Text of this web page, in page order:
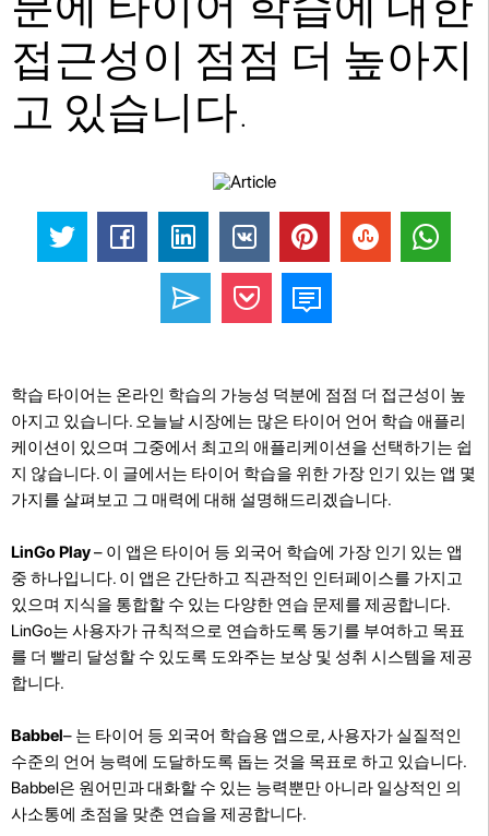
접근성이 점점 더 높아지
고 있습니다.
학습 타이어는 온라인 학습의 가능성 덕분에 점점 더 접근성이 높
아지고 있습니다. 오늘날 시장에는 많은 타이어 언어 학습 애플리
케이션이 있으며 그중에서 최고의 애플리케이션을 선택하기는 쉽
지 않습니다. 이 글에서는 타이어 학습을 위한 가장 인기 있는 앱 몇
가지를 살펴보고 그 매력에 대해 설명해드리겠습니다.
LinGo Play– 이 앱은 타이어 등 외국어 학습에 가장 인기 있는 앱
중 하나입니다. 이 앱은 간단하고 직관적인 인터페이스를 가지고
있으며 지식을 통합할 수 있는 다양한 연습 문제를 제공합니다.
LinGo는 사용자가 규칙적으로 연습하도록 동기를 부여하고 목표
를 더 빨리 달성할 수 있도록 도와주는 보상 및 성취 시스템을 제공
합니다.
Babbel– 는 타이어 등 외국어 학습용 앱으로, 사용자가 실질적인
수준의 언어 능력에 도달하도록 돕는 것을 목표로 하고 있습니다.
Babbel은 원어민과 대화할 수 있는 능력뿐만 아니라 일상적인 의
사소통에 초점을 맞춘 연습을 제공합니다.